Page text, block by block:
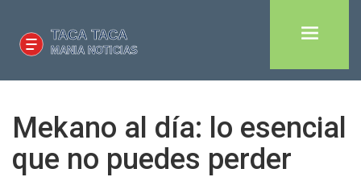
Mekano al día: lo esencial
que no puedes perder